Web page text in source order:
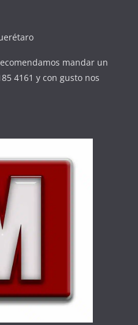
mandar un
4161 y con gusto nos